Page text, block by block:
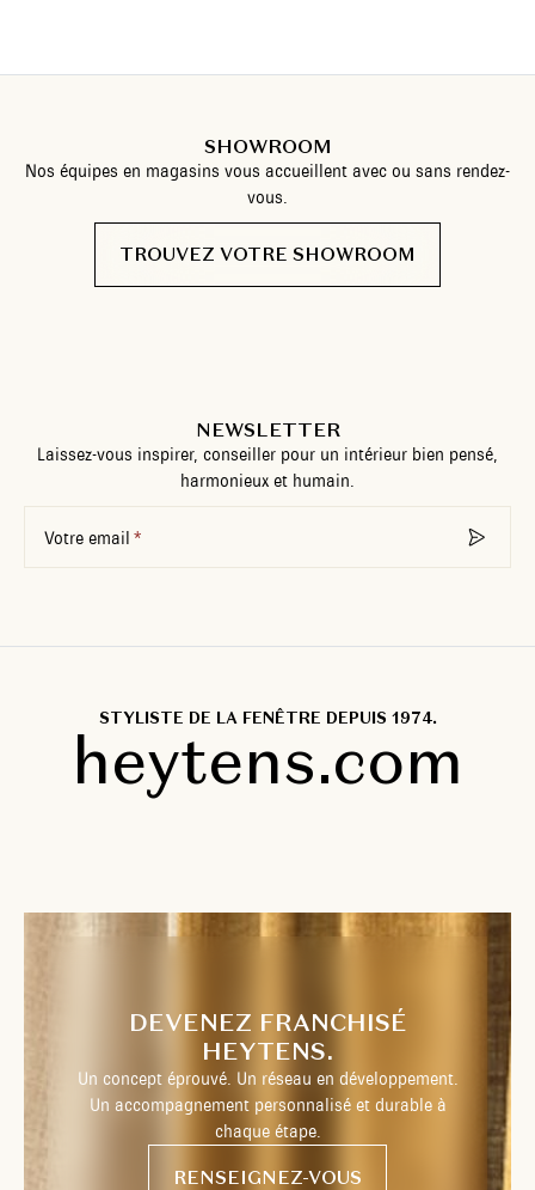
SHOWROOM
Nos équipes en magasins vous accueillent avec ou sans rendez-
vous.
TROUVEZ VOTRE SHOWROOM
NEWSLETTER
Laissez-vous inspirer, conseiller pour un intérieur bien pensé,
harmonieux et humain.
Votre email
STYLISTE DE LA FENÊTRE DEPUIS 1974.
heytens.com
DEVENEZ FRANCHISÉ
HEYTENS.
Un concept éprouvé. Un réseau en développement.
Un accompagnement personnalisé et durable à
chaque étape.
RENSEIGNEZ-VOUS